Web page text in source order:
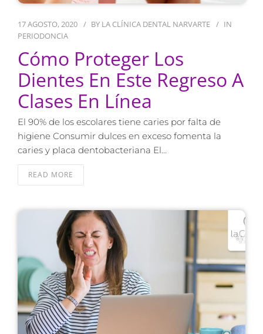
17 AGOSTO, 2020 BY LA CLÍNICA DENTAL NARVARTE
IN
PERIODONCIA
Cómo Proteger Los
Dientes En Este Regreso A
Clases En Línea
El 90% de los escolares tiene caries por falta de
higiene Consumir dulces en exceso fomenta la
caries y placa dentobacteriana El…
READ MORE